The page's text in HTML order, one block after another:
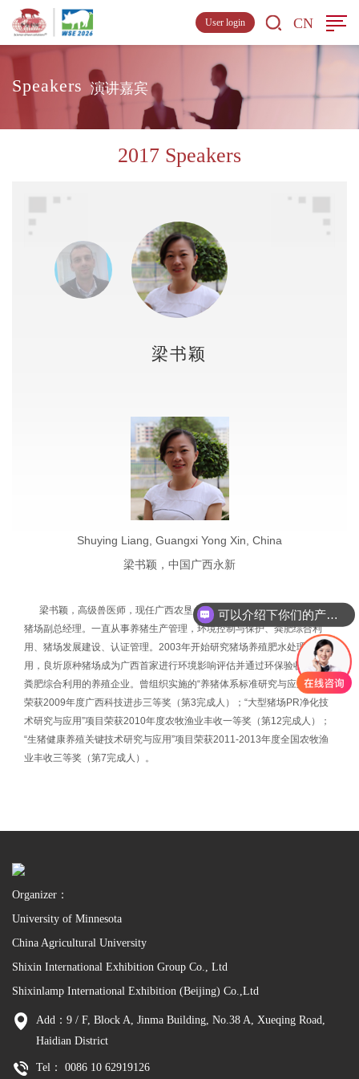
CN
User login
Speakers 演讲嘉宾
2017 Speakers
梁书颖
Shuying Liang, Guangxi Yong Xin, China
梁书颖，中国广西永新
梁书颖，高级兽医师，现任广西农垦永新畜牧集团有限公司良圻原种
猪场副总经理。一直从事养猪生产管理，环境控制与保护、粪肥综合利
用、猪场发展建设、认证管理。2003年开始研究猪场养殖肥水处理综合利
用，良圻原种猪场成为广西首家进行环境影响评估并通过环保验收并进行
粪肥综合利用的养殖企业。曾组织实施的“养猪体系标准研究与应用”项目
荣获2009年度广西科技进步三等奖（第3完成人）；“大型猪场PR净化技
术研究与应用”项目荣获2010年度农牧渔业丰收一等奖（第12完成人）；
“生猪健康养殖关键技术研究与应用”项目荣获2011-2013年度全国农牧渔
业丰收三等奖（第7完成人）。
Organizer：
University of Minnesota
China Agricultural University
Shixin International Exhibition Group Co., Ltd
Shixinlamp International Exhibition (Beijing) Co.,Ltd
Add：9 / F, Block A, Jinma Building, No.38 A, Xueqing Road,
Haidian District
Tel： 0086 10 62919126
可以介绍下你们的产品么